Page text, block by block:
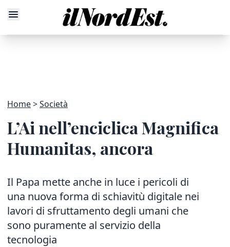
Home Società
L’Ai nell’enciclica Magnifica
Humanitas, ancora
Il Papa mette anche in luce i pericoli di
una nuova forma di schiavitù digitale nei
lavori di sfruttamento degli umani che
sono puramente al servizio della
tecnologia